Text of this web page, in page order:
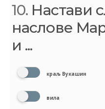
10. Настави
наслове
и ...
краљ Вукашин
вила